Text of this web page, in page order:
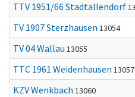
TTV 1951/66 Stadtallendorf
TV 1907 Sterzhausen 13054
TV 04 Wallau 13055
TTC 1961 Weidenhausen 13057
KZV Wenkbach 13060